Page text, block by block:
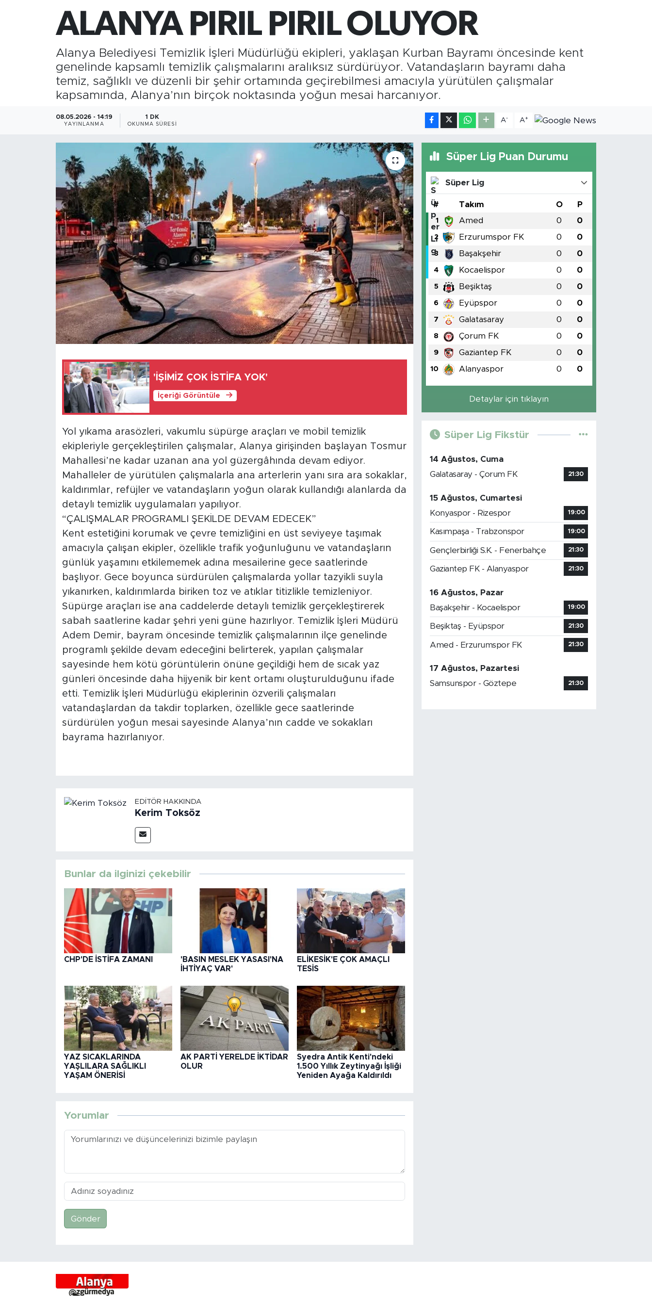
6518.23
%0.39
BİST100
13.703
%0
ALANYA PIRIL PIRIL OLUYOR
Alanya Belediyesi Temizlik İşleri Müdürlüğü ekipleri, yaklaşan Kurban Bayramı öncesinde kent
genelinde kapsamlı temizlik çalışmalarını aralıksız sürdürüyor. Vatandaşların bayramı daha
temiz, sağlıklı ve düzenli bir şehir ortamında geçirebilmesi amacıyla yürütülen çalışmalar
kapsamında, Alanya’nın birçok noktasında yoğun mesai harcanıyor.
08.05.2026 - 14:19
YAYINLANMA
1 DK
OKUNMA SÜRESI
A- A+
'İŞİMİZ ÇOK İSTİFA YOK'
İçeriği Görüntüle
Yol yıkama arasözleri, vakumlu süpürge araçları ve mobil temizlik
ekipleriyle gerçekleştirilen çalışmalar, Alanya girişinden başlayan Tosmur
Mahallesi’ne kadar uzanan ana yol güzergâhında devam ediyor.
Mahalleler de yürütülen çalışmalarla ana arterlerin yanı sıra ara sokaklar,
kaldırımlar, refüjler ve vatandaşların yoğun olarak kullandığı alanlarda da
detaylı temizlik uygulamaları yapılıyor.
“ÇALIŞMALAR PROGRAMLI ŞEKİLDE DEVAM EDECEK”
Kent estetiğini korumak ve çevre temizliğini en üst seviyeye taşımak
amacıyla çalışan ekipler, özellikle trafik yoğunluğunu ve vatandaşların
günlük yaşamını etkilememek adına mesailerine gece saatlerinde
başlıyor. Gece boyunca sürdürülen çalışmalarda yollar tazyikli suyla
yıkanırken, kaldırımlarda biriken toz ve atıklar titizlikle temizleniyor.
Süpürge araçları ise ana caddelerde detaylı temizlik gerçekleştirerek
sabah saatlerine kadar şehri yeni güne hazırlıyor. Temizlik İşleri Müdürü
Adem Demir, bayram öncesinde temizlik çalışmalarının ilçe genelinde
programlı şekilde devam edeceğini belirterek, yapılan çalışmalar
sayesinde hem kötü görüntülerin önüne geçildiği hem de sıcak yaz
günleri öncesinde daha hijyenik bir kent ortamı oluşturulduğunu ifade
etti. Temizlik İşleri Müdürlüğü ekiplerinin özverili çalışmaları
vatandaşlardan da takdir toplarken, özellikle gece saatlerinde
sürdürülen yoğun mesai sayesinde Alanya’nın cadde ve sokakları
bayrama hazırlanıyor.
EDITÖR HAKKINDA
Kerim Toksöz
Bunlar da ilginizi çekebilir
CHP'DE İSTİFA ZAMANI
'BASIN MESLEK YASASI'NA
İHTİYAÇ VAR'
ELİKESİK'E ÇOK AMAÇLI
TESİS
YAZ SICAKLARINDA
YAŞLILARA SAĞLIKLI
YAŞAM ÖNERİSİ
AK PARTİ YERELDE İKTİDAR
OLUR
Syedra Antik Kenti'ndeki
1.500 Yıllık Zeytinyağı İşliği
Yeniden Ayağa Kaldırıldı
Yorumlar
Gönder
Süper Lig Puan Durumu
Süper Lig
# Takım O P
1 Amed 0 0
2 Erzurumspor FK 0 0
3 Başakşehir 0 0
4 Kocaelispor 0 0
5 Beşiktaş 0 0
6 Eyüpspor 0 0
7 Galatasaray 0 0
8 Çorum FK 0 0
9 Gaziantep FK 0 0
10 Alanyaspor 0 0
Detaylar için tıklayın
Süper Lig Fikstür
14 Ağustos, Cuma
Galatasaray - Çorum FK
21:30
15 Ağustos, Cumartesi
Konyaspor - Rizespor
19:00
Kasımpaşa - Trabzonspor 19:00
Gençlerbirliği S.K. - Fenerbahçe 21:30
Gaziantep FK - Alanyaspor 21:30
16 Ağustos, Pazar
Başakşehir - Kocaelispor
19:00
Beşiktaş - Eyüpspor 21:30
Amed - Erzurumspor FK 21:30
17 Ağustos, Pazartesi
Samsunspor - Göztepe
21:30
Gazipaşa
Gündem
İnşaat-Emlak
Kültür-Sanat
Turizm
Türkiye
Yaşam